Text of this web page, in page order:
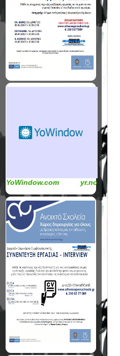
YoWindow.com yr.no